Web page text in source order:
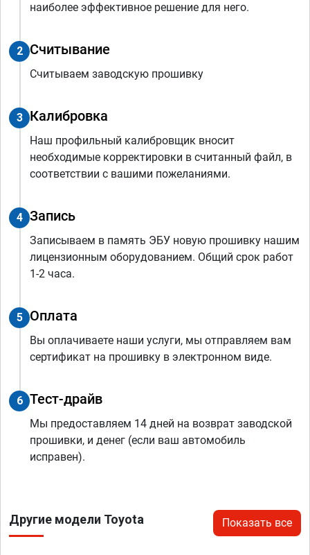
наиболее эффективное решение для него.
2 Считывание
Считываем заводскую прошивку
3 Калибровка
Наш профильный калибровщик вносит
необходимые корректировки в считанный файл, в
соответствии с вашими пожеланиями.
4 Запись
Записываем в память ЭБУ новую прошивку нашим
лицензионным оборудованием. Общий срок работ
1-2 часа.
5 Оплата
Вы оплачиваете наши услуги, мы отправляем вам
сертификат на прошивку в электронном виде.
6 Тест-драйв
Мы предоставляем 14 дней на возврат заводской
прошивки, и денег (если ваш автомобиль
исправен).
Другие модели Toyota Показать все